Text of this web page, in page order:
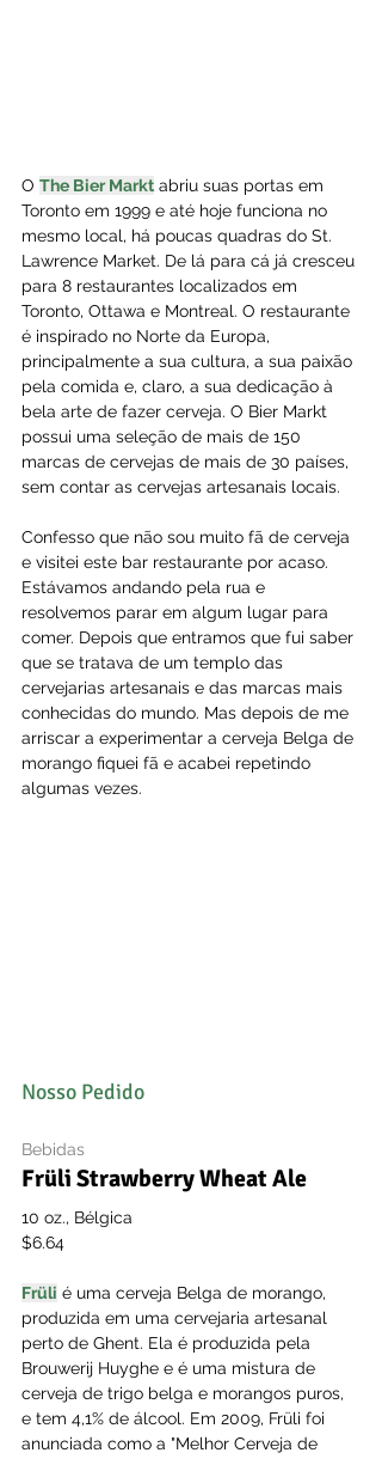
O The Bier Markt abriu suas portas em
Toronto em 1999 e até hoje funciona no
mesmo local, há poucas quadras do St.
Lawrence Market. De lá para cá já cresceu
para 8 restaurantes localizados em
Toronto, Ottawa e Montreal. O restaurante
é inspirado no Norte da Europa,
principalmente a sua cultura, a sua paixão
pela comida e, claro, a sua dedicação à
bela arte de fazer cerveja. O Bier Markt
possui uma seleção de mais de 150
marcas de cervejas de mais de 30 países,
sem contar as cervejas artesanais locais.
Confesso que não sou muito fã de cerveja
e visitei este bar restaurante por acaso.
Estávamos andando pela rua e
resolvemos parar em algum lugar para
comer. Depois que entramos que fui saber
que se tratava de um templo das
cervejarias artesanais e das marcas mais
conhecidas do mundo. Mas depois de me
arriscar a experimentar a cerveja Belga de
morango fiquei fã e acabei repetindo
algumas vezes.
Nosso Pedido
Bebidas
Früli Strawberry Wheat Ale
10 oz., Bélgica
$6.64
Früli é uma cerveja Belga de morango,
produzida em uma cervejaria artesanal
perto de Ghent. Ela é produzida pela
Brouwerij Huyghe e é uma mistura de
cerveja de trigo belga e morangos puros,
e tem 4,1% de álcool. Em 2009, Früli foi
anunciada como a "Melhor Cerveja de